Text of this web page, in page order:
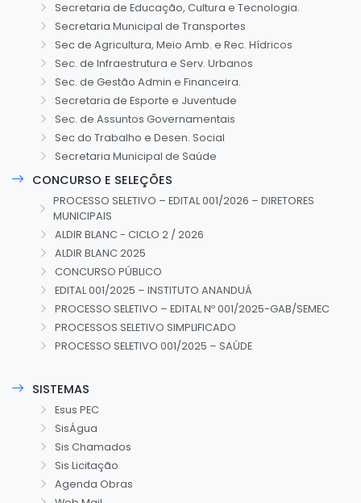
Secretaria de Educação, Cultura e Tecnologia.
Secretaria Municipal de Transportes
Sec de Agricultura, Meio Amb. e Rec. Hídricos
Sec. de Infraestrutura e Serv. Urbanos
Sec. de Gestão Admin e Financeira.
Secretaria de Esporte e Juventude
Sec. de Assuntos Governamentais
Sec do Trabalho e Desen. Social
Secretaria Municipal de Saúde
CONCURSO E SELEÇÕES
PROCESSO SELETIVO – EDITAL 001/2026 – DIRETORES
MUNICIPAIS
ALDIR BLANC - CICLO 2 / 2026
ALDIR BLANC 2025
CONCURSO PÚBLICO
EDITAL 001/2025 – INSTITUTO ANANDUÁ
PROCESSO SELETIVO – EDITAL Nº 001/2025-GAB/SEMEC
PROCESSOS SELETIVO SIMPLIFICADO
PROCESSO SELETIVO 001/2025 – SAÚDE
SISTEMAS
Esus PEC
SisÁgua
Sis Chamados
Sis Licitação
Agenda Obras